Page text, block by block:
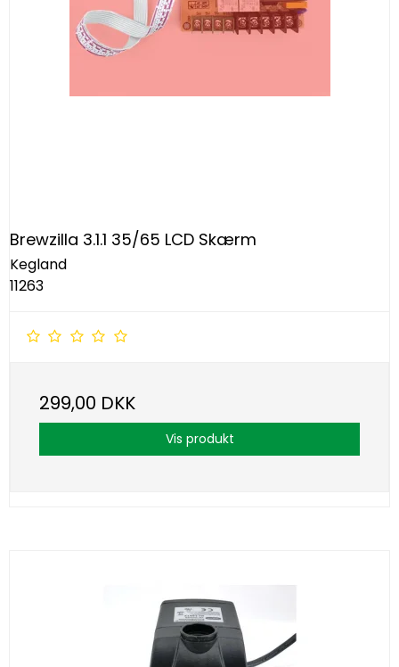
Brewzilla 3.1.1 35/65 LCD Skærm
Kegland
11263
299,00 DKK
Vis produkt